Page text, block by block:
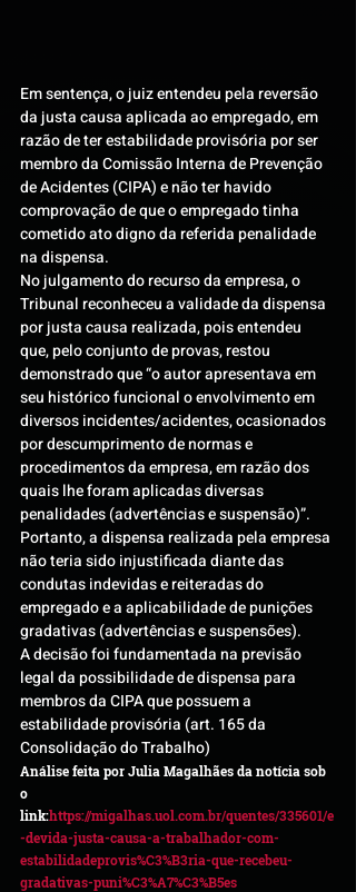
Em sentença, o juiz entendeu pela reversão
da justa causa aplicada ao empregado, em
razão de ter estabilidade provisória por ser
membro da Comissão Interna de Prevenção
de Acidentes (CIPA) e não ter havido
comprovação de que o empregado tinha
cometido ato digno da referida penalidade
na dispensa.
No julgamento do recurso da empresa, o
Tribunal reconheceu a validade da dispensa
por justa causa realizada, pois entendeu
que, pelo conjunto de provas, restou
demonstrado que “o autor apresentava em
seu histórico funcional o envolvimento em
diversos incidentes/acidentes, ocasionados
por descumprimento de normas e
procedimentos da empresa, em razão dos
quais lhe foram aplicadas diversas
penalidades (advertências e suspensão)”.
Portanto, a dispensa realizada pela empresa
não teria sido injustificada diante das
condutas indevidas e reiteradas do
empregado e a aplicabilidade de punições
gradativas (advertências e suspensões).
A decisão foi fundamentada na previsão
legal da possibilidade de dispensa para
membros da CIPA que possuem a
estabilidade provisória (art. 165 da
Consolidação do Trabalho)
Análise feita por Julia Magalhães da notícia sob
o
link:https://migalhas.uol.com.br/quentes/335601/e
-devida-justa-causa-a-trabalhador-com-
estabilidadeprovis%C3%B3ria-que-recebeu-
gradativas-puni%C3%A7%C3%B5es